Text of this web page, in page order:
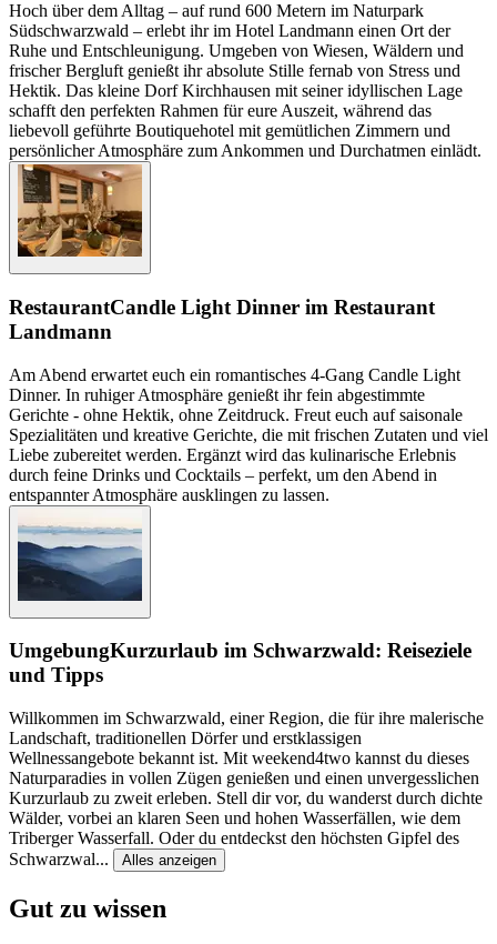
Hoch über dem Alltag – auf rund 600 Metern im Naturpark
Südschwarzwald – erlebt ihr im Hotel Landmann einen Ort der
Ruhe und Entschleunigung. Umgeben von Wiesen, Wäldern und
frischer Bergluft genießt ihr absolute Stille fernab von Stress und
Hektik. Das kleine Dorf Kirchhausen mit seiner idyllischen Lage
schafft den perfekten Rahmen für eure Auszeit, während das
liebevoll geführte Boutiquehotel mit gemütlichen Zimmern und
persönlicher Atmosphäre zum Ankommen und Durchatmen einlädt.
RestaurantCandle Light Dinner im Restaurant
Landmann
Am Abend erwartet euch ein romantisches 4-Gang Candle Light
Dinner. In ruhiger Atmosphäre genießt ihr fein abgestimmte
Gerichte - ohne Hektik, ohne Zeitdruck. Freut euch auf saisonale
Spezialitäten und kreative Gerichte, die mit frischen Zutaten und viel
Liebe zubereitet werden. Ergänzt wird das kulinarische Erlebnis
durch feine Drinks und Cocktails – perfekt, um den Abend in
entspannter Atmosphäre ausklingen zu lassen.
UmgebungKurzurlaub im Schwarzwald: Reiseziele
und Tipps
Willkommen im Schwarzwald, einer Region, die für ihre malerische
Landschaft, traditionellen Dörfer und erstklassigen
Wellnessangebote bekannt ist. Mit weekend4two kannst du dieses
Naturparadies in vollen Zügen genießen und einen unvergesslichen
Kurzurlaub zu zweit erleben. Stell dir vor, du wanderst durch dichte
Wälder, vorbei an klaren Seen und hohen Wasserfällen, wie dem
Triberger Wasserfall. Oder du entdeckst den höchsten Gipfel des
Schwarzwal... Alles anzeigen
Gut zu wissen